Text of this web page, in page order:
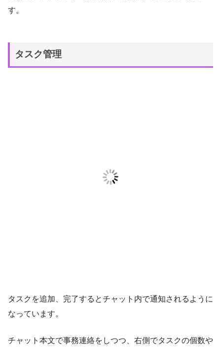
す。
タスク管理
タスクを追加、完了するとチャット内で通知されるように
なっています。
チャット本文で事務連絡をしつつ、右側でタスクの個数や